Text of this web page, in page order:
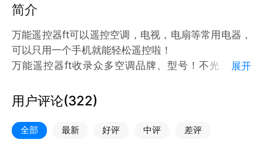
简介
万能遥控器ft可以遥控空调，电视，电扇等常用电器，
可以只用一个手机就能轻松遥控啦！
万能遥控器ft收录众多空调品牌、型号！不光是大品
万能遥控器ft按键功能精确匹配！让您大片看不停，享
受视听。
万能遥控器ft中电扇等电器的遥控功能，拓宽了您遥控
器的使用范围！
展开
用户评论(322)
全部 最新 好评 中评 差评